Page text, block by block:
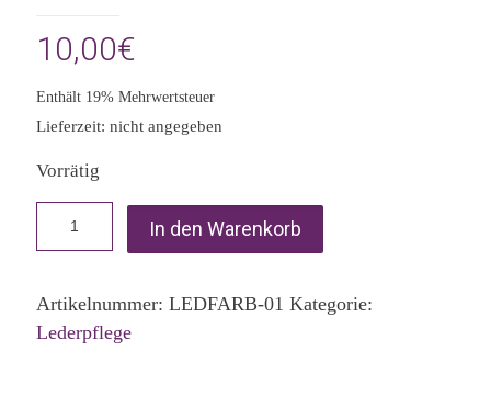
10,00€
Enthält 19% Mehrwertsteuer
Lieferzeit: nicht angegeben
Vorrätig
In den Warenkorb
Artikelnummer: LEDFARB-01 Kategorie:
Lederpflege